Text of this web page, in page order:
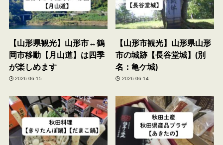
【山形県観光】山形市↔鶴
岡市移動【月山道】は四季
が楽しめます
2026-06-15
【山形市観光】山形県山形
市の城跡【長谷堂城】(別
名：亀ケ城)
2026-06-14